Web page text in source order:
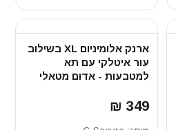
ארנק אלומיניום XL בשילוב
עור איטלקי עם תא
למטבעות - אדום מטאלי
349 ₪